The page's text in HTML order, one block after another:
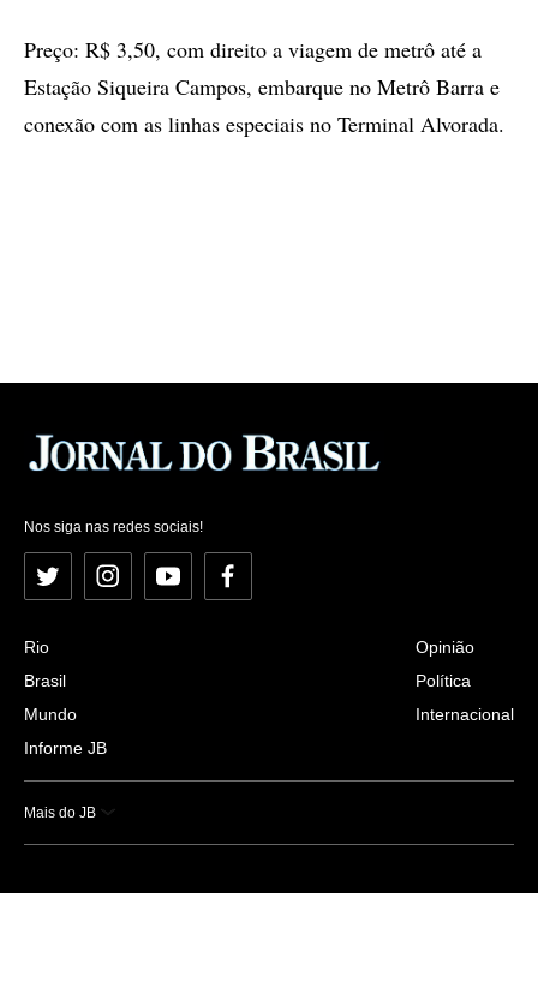
Preço: R$ 3,50, com direito a viagem de metrô até a
Estação Siqueira Campos, embarque no Metrô Barra e
conexão com as linhas especiais no Terminal Alvorada.
Nos siga nas redes sociais!
Twitter InstagramYouTubeFacebook
Rio
Brasil
Mundo
Informe JB
Opinião
Política
Internacional
Mais do JB
Esportes